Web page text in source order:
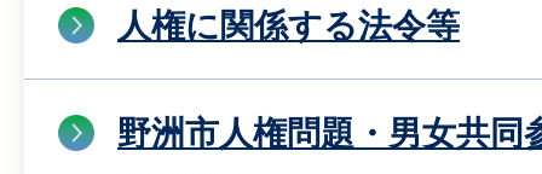
人権に関係する法令等
野洲市人権問題・男女共同